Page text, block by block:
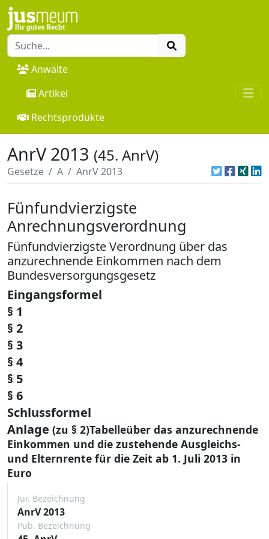
Anwälte
Artikel
Rechtsprodukte
AnrV 2013 (45. AnrV)
Gesetze A AnrV 2013
Fünfundvierzigste
Anrechnungsverordnung
Fünfundvierzigste Verordnung über das
anzurechnende Einkommen nach dem
Bundesversorgungsgesetz
Eingangsformel
§ 1
§ 2
§ 3
§ 4
§ 5
§ 6
Schlussformel
Anlage (zu § 2)Tabelleüber das anzurechnende
Einkommen und die zustehende Ausgleichs-
und Elternrente für die Zeit ab 1. Juli 2013 in
Euro
Jur. Bezeichnung
AnrV 2013
Pub. Bezeichnung